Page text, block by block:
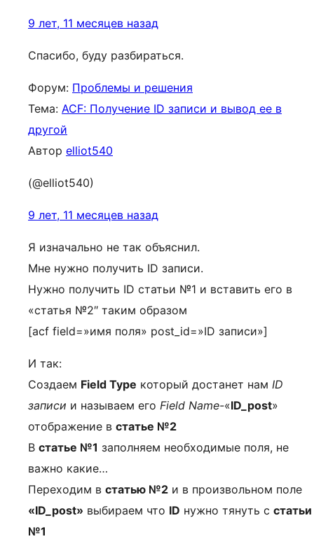
9 лет, 11 месяцев назад
Спасибо, буду разбираться.
Форум: Проблемы и решения
Тема: ACF: Получение ID записи и вывод ее в
другой
Автор elliot540
(@elliot540)
9 лет, 11 месяцев назад
Я изначально не так объяснил.
Мне нужно получить ID записи.
Нужно получить ID статьи №1 и вставить его в
«статья №2″ таким образом
[acf field=»имя поля» post_id=»ID записи»]
И так:
Создаем Field Type который достанет нам ID
записи и называем его Field Name-«ID_post»
отображение в статье №2
В статье №1 заполняем необходимые поля, не
важно какие…
Переходим в статью №2 и в произвольном поле
«ID_post» выбираем что ID нужно тянуть с статьи
№1